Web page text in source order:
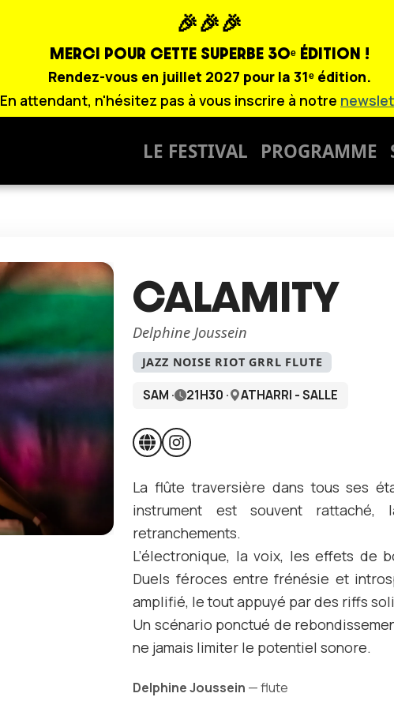
🎉🎉🎉
MERCI POUR CETTE SUPERBE30ᵉ ÉDITION !
Rendez-vous en juillet 2027 pour la 31ᵉ édition.
En attendant, n'hésitez pas à vous inscrire à notre
LE FESTIVAL PROGRAMME
CALAMITY
Delphine Joussein
JAZZ NOISE RIOT GRRL FLUTE
SAM · 21H30 · ATHARRI - SALLE
La flûte traversière dans tous ses
instrument est souvent
retranchements.
L’électronique, la voix, les effets de
Duels féroces entre frénésie et
amplifié, le tout appuyé par des riffs
Un scénario ponctué de
ne jamais limiter le potentiel sonore.
Delphine Joussein — flute